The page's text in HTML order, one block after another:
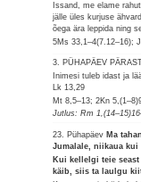
Issand, me elame
jälle üles kurjuse
õega ära leppida ning
5Ms 33,1–4(7.12–16);
3. PÜHAPÄEV
Inimesi tuleb idast ja
Lk 13,29
Mt 8,5–13; 2Kn
Jutlus: Rm
23. Pühapäev Ma
Jumalale, niikaua kui
Kui kellelgi teie
käib, siis ta laulgu